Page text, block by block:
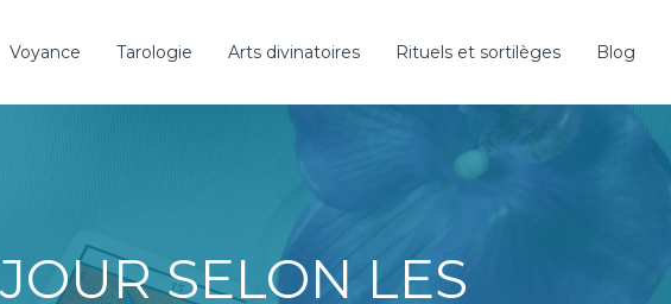
Voyance Tarologie Arts divinatoires Rituels et sortilèges Blog
SELON LES